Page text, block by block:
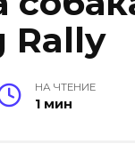
Rally
НА ЧТЕНИЕ
1 мин